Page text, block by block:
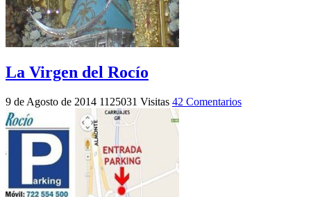
La Virgen del Rocío
9 de Agosto de 2014 1125031 Visitas 42 Comentarios